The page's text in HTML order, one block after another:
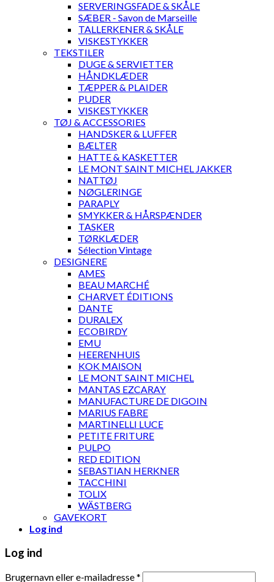
SERVERINGSFADE & SKÅLE
SÆBER - Savon de Marseille
TALLERKENER & SKÅLE
VISKESTYKKER
TEKSTILER
DUGE & SERVIETTER
HÅNDKLÆDER
TÆPPER & PLAIDER
PUDER
VISKESTYKKER
TØJ & ACCESSORIES
HANDSKER & LUFFER
BÆLTER
HATTE & KASKETTER
LE MONT SAINT MICHEL JAKKER
NATTØJ
NØGLERINGE
PARAPLY
SMYKKER & HÅRSPÆNDER
TASKER
TØRKLÆDER
Sélection Vintage
DESIGNERE
AMES
BEAU MARCHÉ
CHARVET ÉDITIONS
DANTE
DURALEX
ECOBIRDY
EMU
HEERENHUIS
KOK MAISON
LE MONT SAINT MICHEL
MANTAS EZCARAY
MANUFACTURE DE DIGOIN
MARIUS FABRE
MARTINELLI LUCE
PETITE FRITURE
PULPO
RED EDITION
SEBASTIAN HERKNER
TACCHINI
TOLIX
WÄSTBERG
GAVEKORT
Log ind
Log ind
Brugernavn eller e-mailadresse*